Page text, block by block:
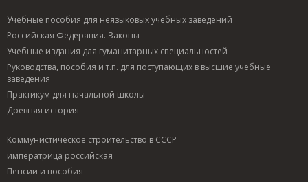
Учебные пособия для неязыковых учебных заведений
Российская Федерация. Законы
Учебные издания для гуманитарных специальностей
Руководства, пособия и т.п. для поступающих в высшие учебные
заведения
Практикум для начальной школы
Древняя история
Коммунистическое строительство в СССР
императрица российская
Пенсии и пособия